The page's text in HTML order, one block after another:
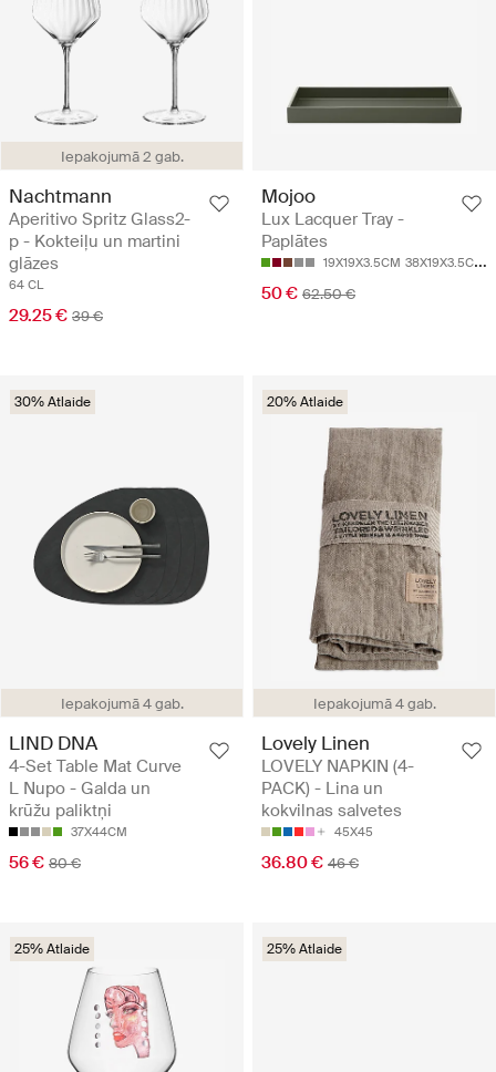
Iepakojumā 2 gab.
Nachtmann
Aperitivo Spritz Glass2-
p - Kokteiļu un martini
glāzes
64 CL
29.25 € 39 €
Mojoo
Lux Lacquer Tray -
Paplātes
19X19X3.5CM 38X19X3.5CM
50 € 62.50 €
Iepakojumā 4 gab.
30% Atlaide
LIND DNA
4-Set Table Mat Curve
L Nupo - Galda un
krūžu paliktņi
37X44CM
56 € 80 €
Iepakojumā 4 gab.
20% Atlaide
Lovely Linen
LOVELY NAPKIN (4-
PACK) - Lina un
kokvilnas salvetes
45X45
36.80 € 46 €
25% Atlaide 25% Atlaide